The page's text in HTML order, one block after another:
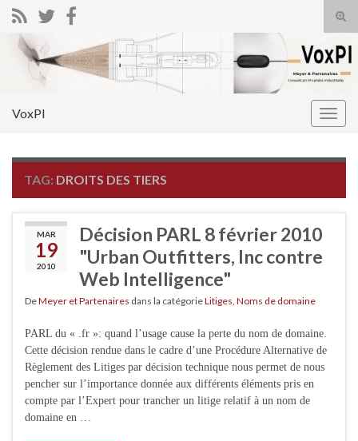
Search for:
VoxPI
TAG: DROITS DES TIERS
MAR
19
2010
Décision PARL 8 février 2010
"Urban Outfitters, Inc contre
Web Intelligence"
DeMeyer et Partenaires dans la catégorieLitiges Noms de domaine
PARL du « .fr »: quand l’usage cause la perte du nom de domaine.
Cette décision rendue dans le cadre d’une Procédure Alternative de
Règlement des Litiges par décision technique nous permet de nous
pencher sur l’importance donnée aux différents éléments pris en
compte par l’Expert pour trancher un litige relatif à un nom de
domaine en …